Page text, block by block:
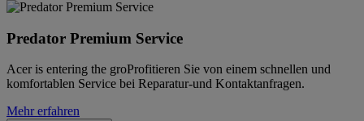
Predator Premium Service
Acer is entering the groProfitieren Sie von einem schnellen und
komfortablen Service bei Reparatur-und Kontaktanfragen.
Mehr erfahren